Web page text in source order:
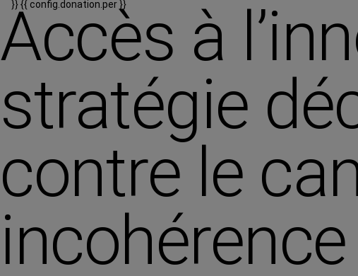
}}{{ config.donation.per }}
Accès à
stratégie
contre le